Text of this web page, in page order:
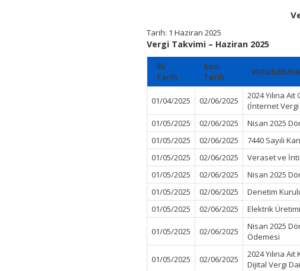
Tarih: 1 Haziran 2025
Vergi Takvimi – Haziran 2025
İlk
Tarih
Son
Tarih
VERGİLER/
01/04/2025 02/06/2025
2024 Yılına
(İnternet Vergi
01/05/2025
02/06/2025
Nisan 2025
01/05/2025
02/06/2025
7440 Sayılı
01/05/2025
02/06/2025
Veraset ve
01/05/2025
02/06/2025
Nisan 2025
01/05/2025
02/06/2025
Denetim
01/05/2025
02/06/2025 Elektrik
01/05/2025 02/06/2025
Nisan 2025
Ödemesi
01/05/2025 02/06/2025
2024 Yılına
Dijital Vergi